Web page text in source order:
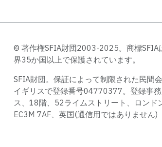
© 著作権SFIA財団2003-2025。商標SFIA
界35か国以上で保護されています。
SFIA財団。保証によって制限された民間会
イギリスで登録番号04770377。登録事務
ス、18階、52ライムストリート、ロンド
EC3M 7AF、英国(通信用ではありません)